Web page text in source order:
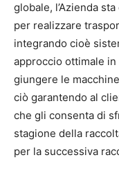
globale, l’Azienda
per realizzare
integrando cioè
approccio ottimale
giungere le
ciò garantendo al
che gli consenta di
stagione della
per la successiva